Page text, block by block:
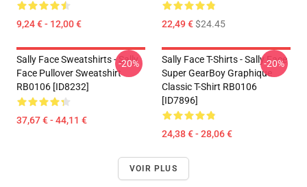
9,24 € - 12,00 € 22,49 €$24.45
Sally Face Sweatshirts - Sally
Face Pullover Sweatshirt
RB0106 [ID8232]
37,67 € - 44,11 €
-20%
Sally Face T-Shirts - Sally Face
Super GearBoy Graphique
Classic T-Shirt RB0106
[ID7896]
24,38 € - 28,06 €
-20%
VOIR PLUS